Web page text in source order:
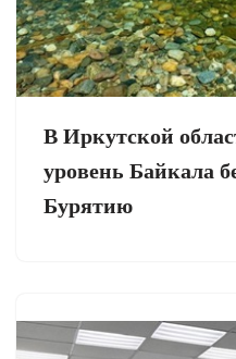
В Иркутской
уровень Байкала
Бурятию